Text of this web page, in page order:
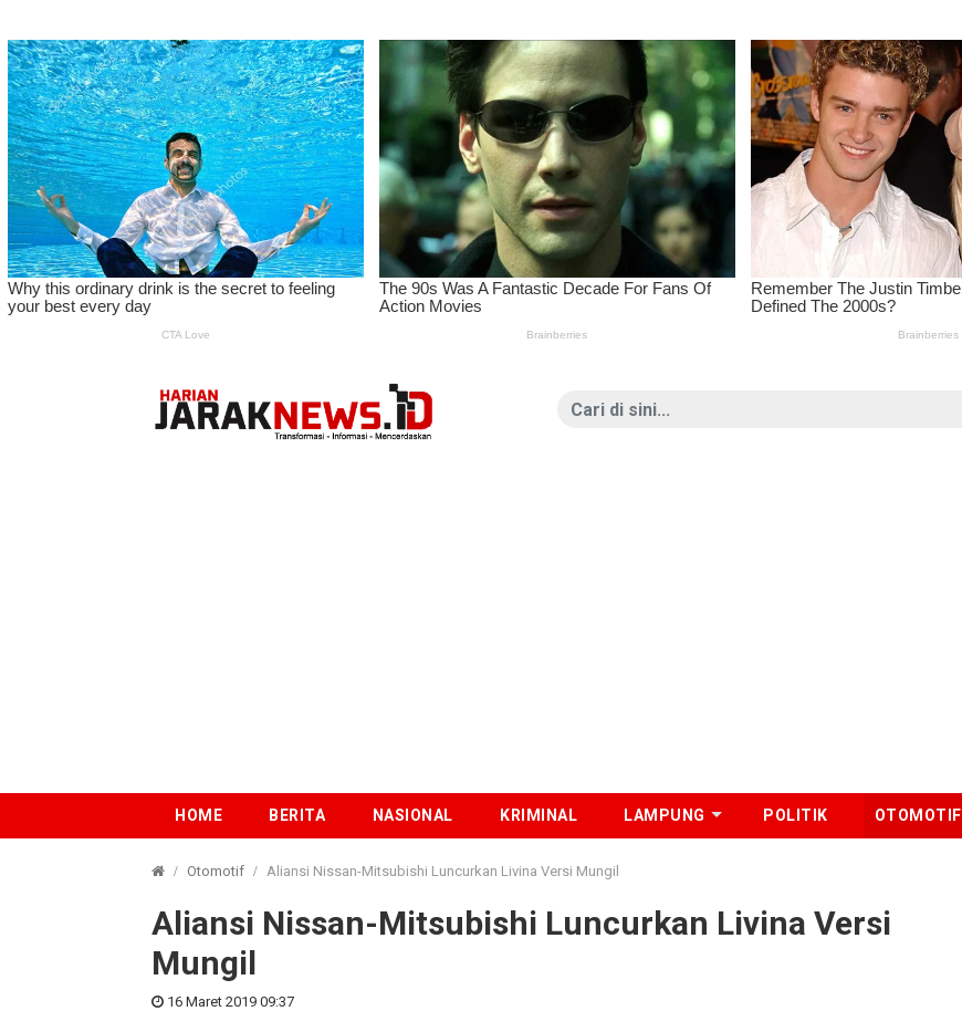
HOME BERITA NASIONAL KRIMINAL LAMPUNG POLITIK OTOMOTIF
Otomotif Aliansi Nissan-Mitsubishi Luncurkan Livina Versi Mungil
Aliansi Nissan-Mitsubishi Luncurkan Livina Versi
Mungil
16 Maret 2019 09:37